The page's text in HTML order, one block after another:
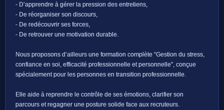
- D’apprendre à gérer la pression des entretiens,
- De réorganiser son discours,
- De redécouvrir ses forces,
- De retrouver une motivation durable.
Nous proposons d’ailleurs une formation complète “Gestion du stress,
confiance en soi, efficacité professionnelle et personnelle”, conçue
spécialement pour les personnes en transition professionnelle.
Elle aide à reprendre le contrôle de ses émotions, clarifier son
parcours et regagner une posture solide face aux recruteurs.